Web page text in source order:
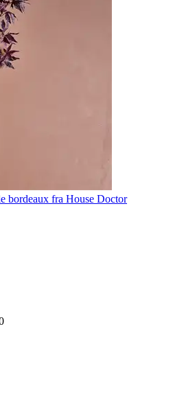
bordeaux fra House Doctor